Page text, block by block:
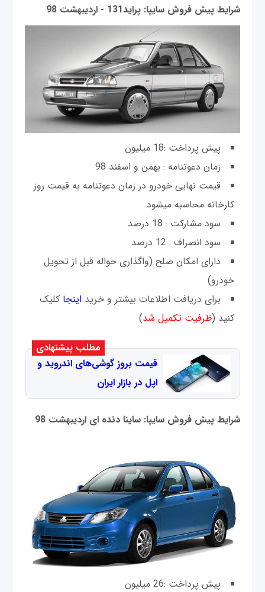
شرایط پیش فروش سایپا: پراید131 - اردیبهشت 98
پیش پرداخت :18 میلیون
زمان دعوتنامه : بهمن و اسفند 98
قیمت نهایی خودرو در زمان دعوتنامه به قیمت روز
کارخانه محاسبه میشود.
سود مشارکت : 18 درصد
سود انصراف : 12 درصد
دارای امکان صلح (واگذاری حواله قبل از تحویل
خودرو)
برای دریافت اطلاعات بیشتر و خریداینجاکلیک
کنید (ظرفیت تکمیل شد)
مطلب پیشنهادی
قیمت بروز گوشی‌های اندروید و
اپل در بازار ایران
شرایط پیش فروش سایپا: ساینا دنده ای اردیبهشت 98
پیش پرداخت :26 میلیون